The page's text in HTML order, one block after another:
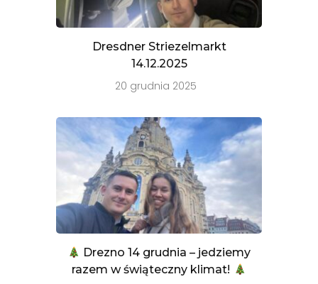
Dresdner Striezelmarkt
14.12.2025
20 grudnia 2025
Drezno 14 grudnia – jedziemy
razem w świąteczny klimat!